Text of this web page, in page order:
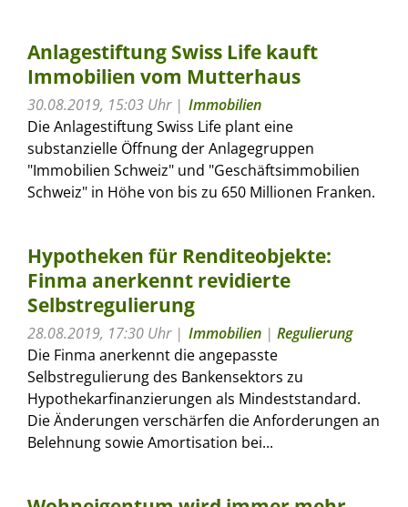
Anlagestiftung Swiss Life kauft
Immobilien vom Mutterhaus
30.08.2019, 15:03 Uhr
Immobilien
Die Anlagestiftung Swiss Life plant eine
substanzielle Öffnung der Anlagegruppen
"Immobilien Schweiz" und "Geschäftsimmobilien
Schweiz" in Höhe von bis zu 650 Millionen Franken.
Hypotheken für Renditeobjekte:
Finma anerkennt revidierte
Selbstregulierung
28.08.2019, 17:30 Uhr Immobilien | Regulierung
Die Finma anerkennt die angepasste
Selbstregulierung des Bankensektors zu
Hypothekarfinanzierungen als Mindeststandard.
Die Änderungen verschärfen die Anforderungen an
Belehnung sowie Amortisation bei...